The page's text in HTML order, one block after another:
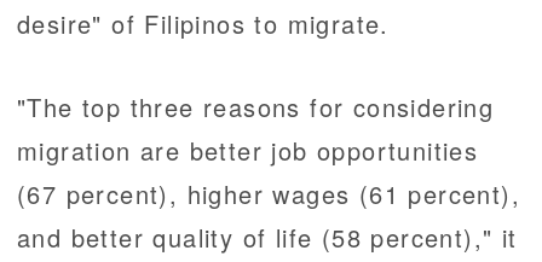
desire" of Filipinos to migrate.
"The top three reasons for considering
migration are better job opportunities
(67 percent), higher wages (61 percent),
and better quality of life (58 percent)," it